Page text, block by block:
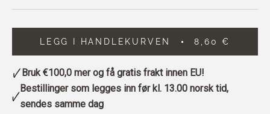
LEGG I HANDLEKURVEN 8,60 €
Bruk€100,0 mer og få gratis frakt innen EU!
Bestillinger som legges inn før kl. 13.00 norsk tid,
sendes samme dag